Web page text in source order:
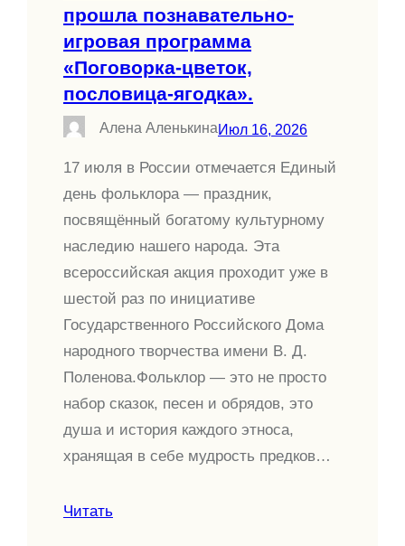
прошла познавательно-
игровая программа
«Поговорка-цветок,
пословица-ягодка».
Алена АленькинаИюл 16, 2026
17 июля в России отмечается Единый
день фольклора — праздник,
посвящённый богатому культурному
наследию нашего народа. Эта
всероссийская акция проходит уже в
шестой раз по инициативе
Государственного Российского Дома
народного творчества имени В. Д.
Поленова.Фольклор — это не просто
набор сказок, песен и обрядов, это
душа и история каждого этноса,
хранящая в себе мудрость предков…
Читать